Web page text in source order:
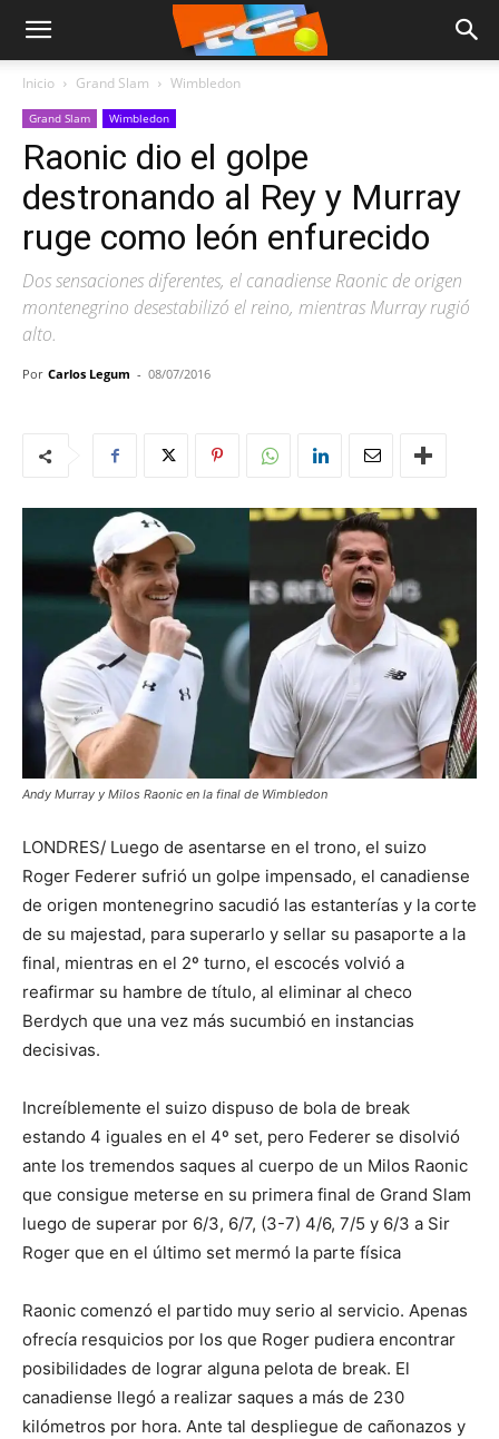
Inicio Grand Slam Wimbledon
Grand Slam Wimbledon
Raonic dio el golpe
destronando al Rey y Murray
ruge como león enfurecido
Dos sensaciones diferentes, el canadiense Raonic de origen
montenegrino desestabilizó el reino, mientras Murray rugió
alto.
Por Carlos Legum - 08/07/2016
Andy Murray y Milos Raonic en la final de Wimbledon
LONDRES/ Luego de asentarse en el trono, el suizo
Roger Federer sufrió un golpe impensado, el canadiense
de origen montenegrino sacudió las estanterías y la corte
de su majestad, para superarlo y sellar su pasaporte a la
final, mientras en el 2º turno, el escocés volvió a
reafirmar su hambre de título, al eliminar al checo
Berdych que una vez más sucumbió en instancias
decisivas.
Increíblemente el suizo dispuso de bola de break
estando 4 iguales en el 4º set, pero Federer se disolvió
ante los tremendos saques al cuerpo de un Milos Raonic
que consigue meterse en su primera final de Grand Slam
luego de superar por 6/3, 6/7, (3-7) 4/6, 7/5 y 6/3 a Sir
Roger que en el último set mermó la parte física
Raonic comenzó el partido muy serio al servicio. Apenas
ofrecía resquicios por los que Roger pudiera encontrar
posibilidades de lograr alguna pelota de break. El
canadiense llegó a realizar saques a más de 230
kilómetros por hora. Ante tal despliegue de cañonazos y